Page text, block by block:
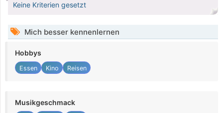
Keine Kriterien gesetzt
Mich besser kennenlernen
Hobbys
Essen Kino Reisen
Musikgeschmack